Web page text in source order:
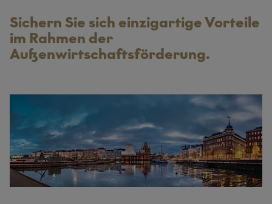
Sichern Sie sich einzigartige Vorteile
im Rahmen der
Außenwirtschaftsförderung.